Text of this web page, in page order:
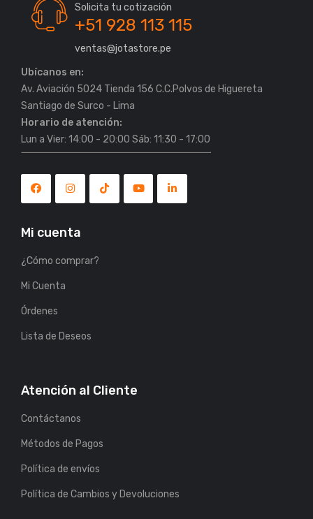
Solicita tu cotización
+51 928 113 115
ventas@jotastore.pe
Ubícanos en:
Av. Aviación 5024 Tienda 156 C.C.Polvos de Higuereta
Horario de atención:
Lun a Vier: 14:00 - 20:00 Sáb: 11:30 - 17:00
Mi cuenta
¿Cómo comprar?
Mi Cuenta
Órdenes
Lista de Deseos
Atención al Cliente
Contáctanos
Métodos de Pagos
Política de envíos
Política de Cambios y Devoluciones